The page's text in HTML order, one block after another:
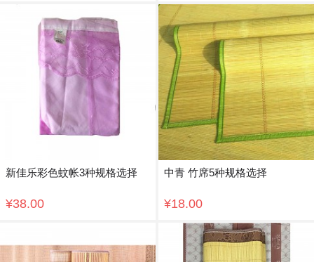
新佳乐彩色蚊帐3种规格选择
¥38.00
中青 竹席5种规格选择
¥18.00